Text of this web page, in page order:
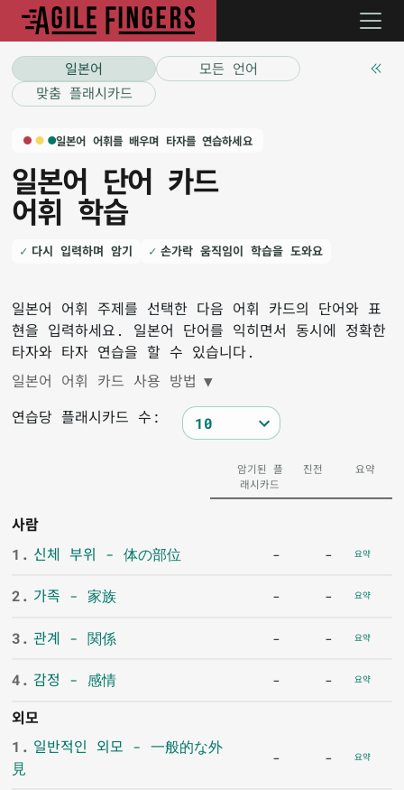
일본어
모든 언어
맞춤 플래시카드
일본어 어휘를 배우며 타자를 연습하세요
일본어 단어 카드
어휘 학습
다시 입력하며 암기 손가락 움직임이 학습을 도와요
일본어 어휘 주제를 선택한 다음 어휘 카드의 단어와 표
현을 입력하세요. 일본어 단어를 익히면서 동시에 정확한
타자와 타자 연습을 할 수 있습니다.
일본어 어휘 카드 사용 방법 ▼
연습당 플래시카드 수:
암기된 플
래시카드
진전 요약
사람
1. 신체 부위 - 体の部位 - - 요약
2. 가족 - 家族 - - 요약
3. 관계 - 関係 - - 요약
4. 감정 - 感情 - - 요약
외모
1. 일반적인 외모 - 一般的な外
見
- - 요약